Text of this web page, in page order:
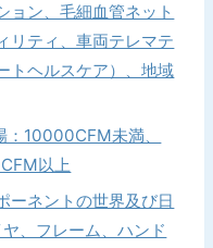
ョン、毛細血管ネット
リティ、車両テレマテ
トヘルスケア）、地域
10000CFM未満、
以上
ーネントの世界及び日
、フレーム、ハンド